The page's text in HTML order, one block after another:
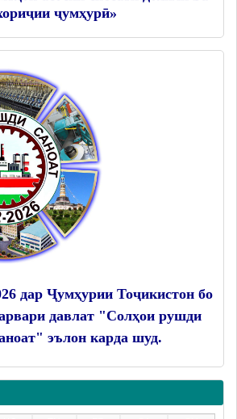
ҷумҳурӣ»
дар Ҷумҳурии Тоҷикистон бо
давлат "Солҳои рушди
эълон карда шуд.